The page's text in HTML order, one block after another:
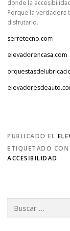
donde la
Porque la verdadera
disfrutarlo.
serretecno.com
elevadorencasa.com
PUBLICADO EL
ETIQUETADO CON
ACCESIBILIDAD